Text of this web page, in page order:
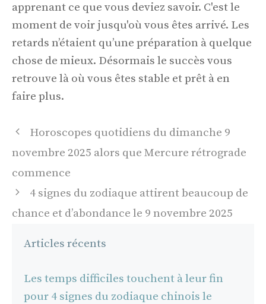
apprenant ce que vous deviez savoir. C'est le
moment de voir jusqu'où vous êtes arrivé. Les
retards n’étaient qu’une préparation à quelque
chose de mieux. Désormais le succès vous
retrouve là où vous êtes stable et prêt à en
faire plus.
Navigation
Horoscopes quotidiens du dimanche 9
novembre 2025 alors que Mercure rétrograde
commence
4 signes du zodiaque attirent beaucoup de
chance et d’abondance le 9 novembre 2025
Articles récents
Les temps difficiles touchent à leur fin
pour 4 signes du zodiaque chinois le